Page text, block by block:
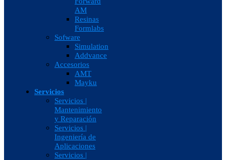
AM
Resinas
Formlabs
Sofware
Simulation
Addvance
Accesorios
AMT
Mayku
Servicios
Servicios |
Mantenimiento
y Reparación
Servicios |
Ingeniería de
Aplicaciones
Servicios |